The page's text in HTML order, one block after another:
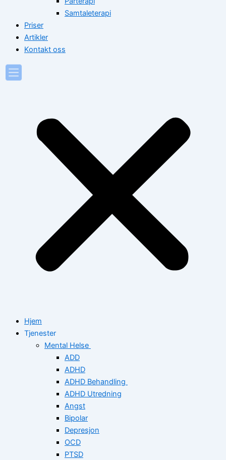
Samtaleterapi
Priser
Artikler
Kontakt oss
Hjem
Tjenester
Mental Helse
ADD
ADHD
ADHD Behandling
ADHD Utredning
Angst
Bipolar
Depresjon
OCD
PTSD